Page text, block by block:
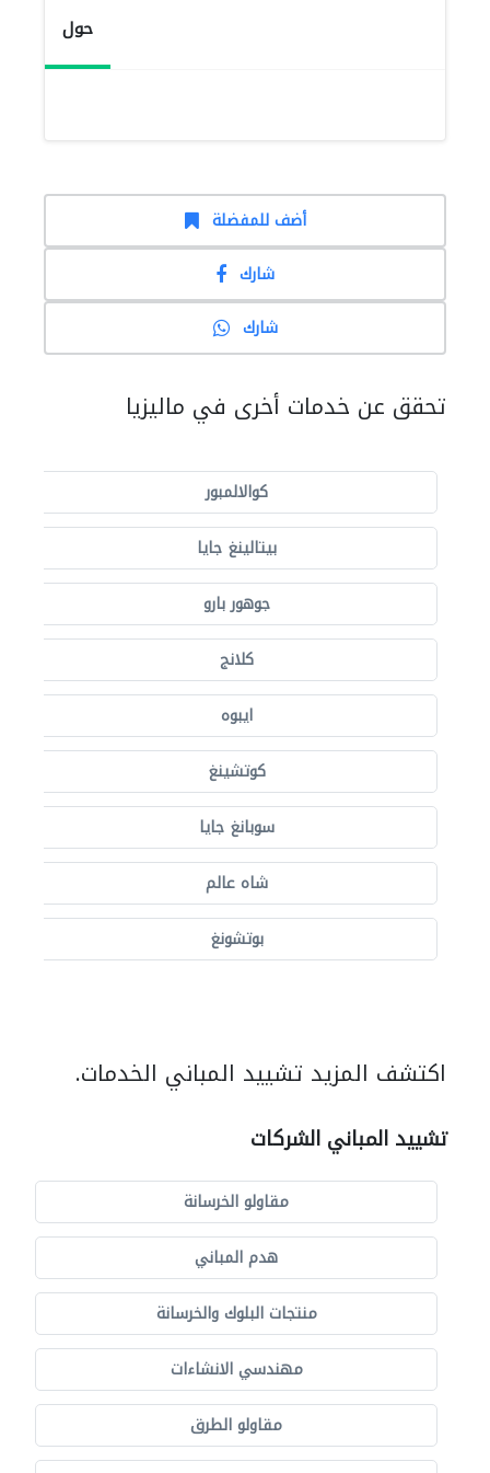
حول
أضف للمفضلة
شارك
شارك
تحقق عن خدمات أخرى في ماليزيا
كوالالمبور
بيتالينغ جايا
جوهور بارو
كلانج
ايبوه
كوتشينغ
سوبانغ جايا
شاه عالم
بوتشونغ
اكتشف المزيد تشييد المباني الخدمات.
تشييد المباني الشركات
مقاولو الخرسانة
هدم المباني
منتجات البلوك والخرسانة
مهندسي الانشاءات
مقاولو الطرق